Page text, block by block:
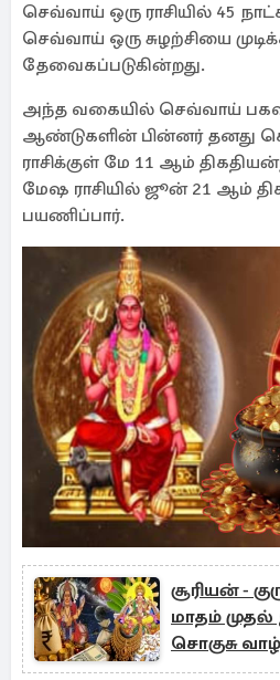
செவ்வாய் ஒரு ராசியில் 45
செவ்வாய் ஒரு சுழற்சியை
தேவைகப்படுகின்றது.
அந்த வகையில் செவ்வாய்
ஆண்டுகளின் பின்னர் தனது
ராசிக்குள் மே 11 ஆம்
மேஷ ராசியில் ஜூன் 21 ஆம்
பயணிப்பார்.
சூரியன் -
மாதம் முதல்
சொகுசு